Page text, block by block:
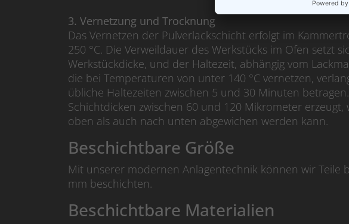
3. Vernetzung und Trocknung
Das Vernetzen der Pulverlackschicht erfolgt im
250 °C. Die Verweildauer des Werkstücks im Ofen setzt
Werkstückdicke, und der Haltezeit, abhängig vom
die bei Temperaturen von unter 140 °C vernetzen,
übliche Haltezeiten zwischen 5 und 30 Minuten
Schichtdicken zwischen 60 und 120 Mikrometer
oben als auch nach unten abgewichen werden kann.
Beschichtbare Größe
Mit unserer modernen Anlagentechnik können wir Teile
mm beschichten.
Beschichtbare Materialien